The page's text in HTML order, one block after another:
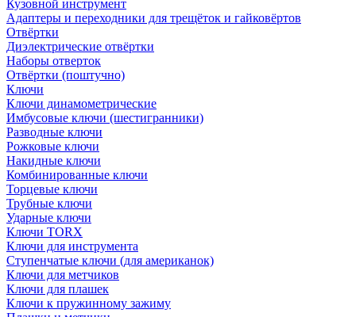
Кузовной инструмент
Адаптеры и переходники для трещёток и гайковёртов
Отвёртки
Диэлектрические отвёртки
Наборы отверток
Отвёртки (поштучно)
Ключи
Ключи динамометрические
Имбусовые ключи (шестигранники)
Разводные ключи
Рожковые ключи
Накидные ключи
Комбинированные ключи
Торцевые ключи
Трубные ключи
Ударные ключи
Ключи TORX
Ключи для инструмента
Ступенчатые ключи (для американок)
Ключи для метчиков
Ключи для плашек
Ключи к пружинному зажиму